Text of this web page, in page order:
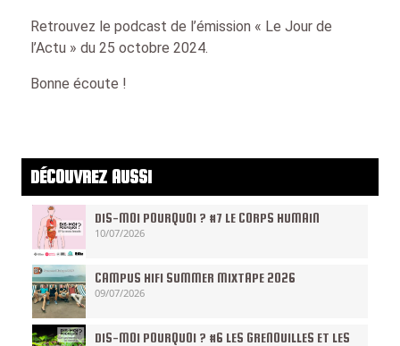
Retrouvez le podcast de l’émission « Le Jour de
l’Actu » du 25 octobre 2024.
Bonne écoute !
DÉCOUVREZ AUSSI
DIS-MOI POURQUOI ? #7 LE CORPS HUMAIN
10/07/2026
CAMPUS HIFI SUMMER MIXTAPE 2026
09/07/2026
DIS-MOI POURQUOI ? #6 LES GRENOUILLES ET LES